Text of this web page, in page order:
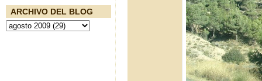
ARCHIVO DEL BLOG